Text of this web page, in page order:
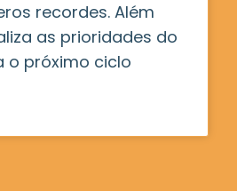
recordes. Além
as prioridades do
o próximo ciclo